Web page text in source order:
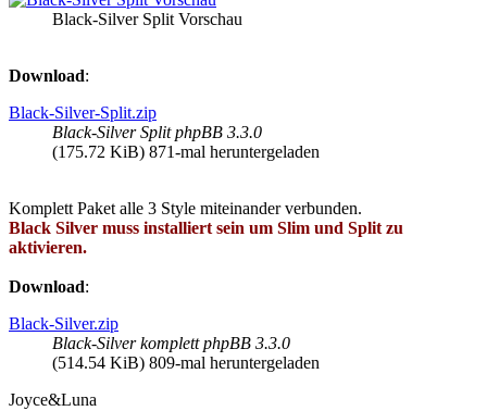
Black-Silver Split Vorschau
Download:
Black-Silver-Split.zip
Black-Silver Split phpBB 3.3.0
(175.72 KiB) 871-mal heruntergeladen
Komplett Paket alle 3 Style miteinander verbunden.
Black Silver muss installiert sein um Slim und Split zu
aktivieren.
Download:
Black-Silver.zip
Black-Silver komplett phpBB 3.3.0
(514.54 KiB) 809-mal heruntergeladen
Joyce&Luna